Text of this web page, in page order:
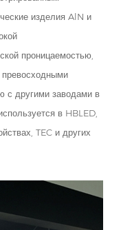
изделия AlN и
проницаемостью,
с другими заводами в
в HBLED,
TEC и других